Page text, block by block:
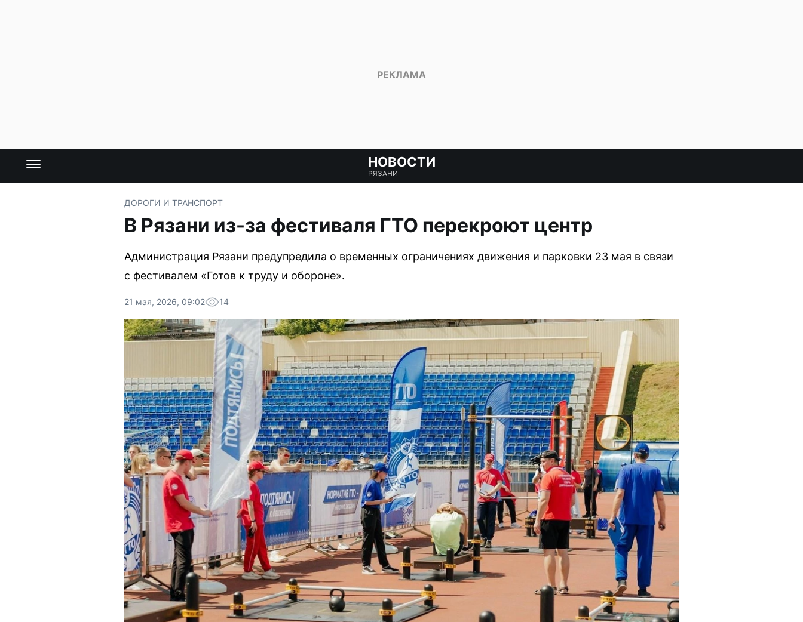
НОВОСТИ
РЯЗАНИ
ДОРОГИ И ТРАНСПОРТ
В Рязани из-за фестиваля ГТО перекроют центр
Администрация Рязани предупредила о временных ограничениях движения и парковки 23 мая в связи
с фестивалем «Готов к труду и обороне».
21 мая, 2026, 09:02 14